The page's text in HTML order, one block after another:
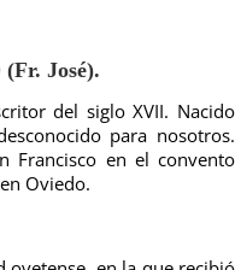
José).
del siglo XVII. Nacido
para nosotros.
Francisco en el convento
Oviedo.